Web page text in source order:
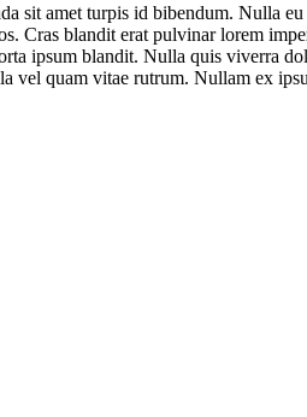
sit amet turpis id bibendum. Nulla
Cras blandit erat pulvinar lorem
ipsum blandit. Nulla quis viverra
vel quam vitae rutrum. Nullam ex